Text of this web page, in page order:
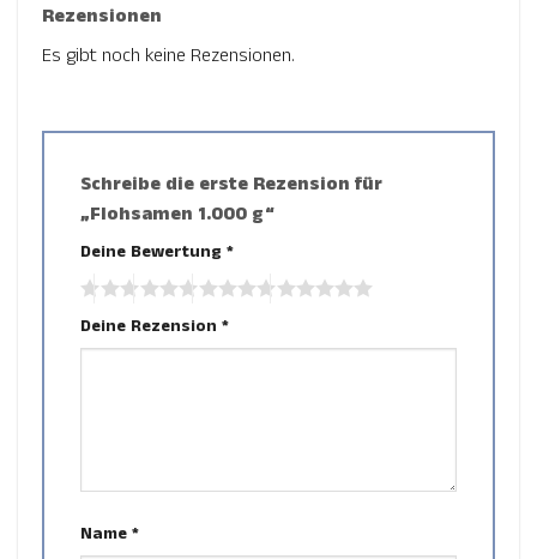
Rezensionen
Es gibt noch keine Rezensionen.
Schreibe die erste Rezension für
„Flohsamen 1.000 g“
Deine Bewertung *
Deine Rezension *
Name *